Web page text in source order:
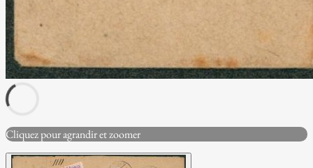
Cliquez pour agrandir et zoomer